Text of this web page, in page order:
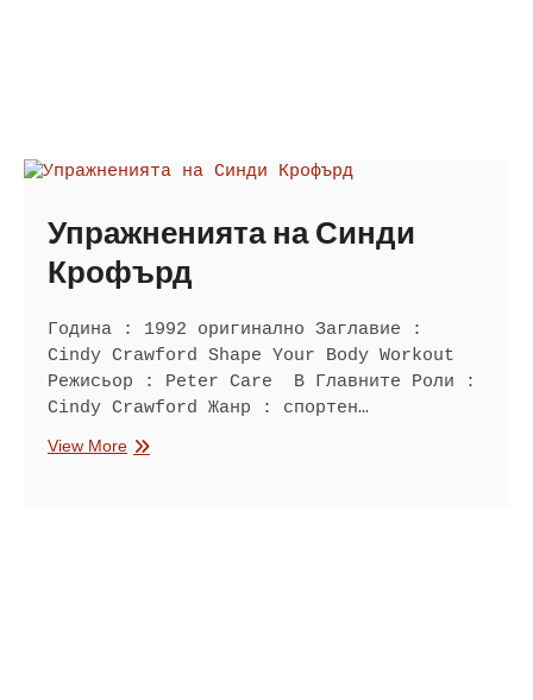
Упражненията на Синди
Крофърд
Година : 1992 оригинално Заглавие :
Cindy Crawford Shape Your Body Workout
Режисьор : Peter Care В Главните Роли :
Cindy Crawford Жанр : спортен…
View MoreУпражненията